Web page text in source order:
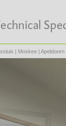
| Moskee | Apeldoorn